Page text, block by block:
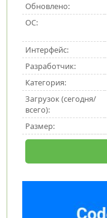
Обновлено:
ОС:
Интерфейс:
Разработчик:
Категория:
Загрузок (сегодня/
всего):
Размер: